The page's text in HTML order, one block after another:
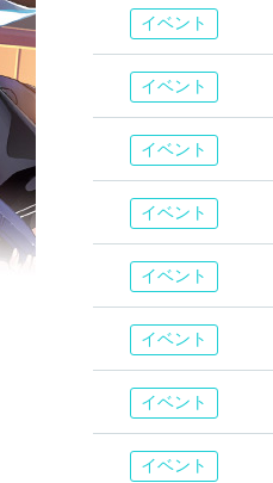
イベント
イベント
イベント
イベント
イベント
イベント
イベント
イベント